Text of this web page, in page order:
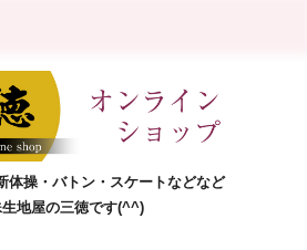
体操・バトン・スケートなどなど
地屋の三徳です(^^)